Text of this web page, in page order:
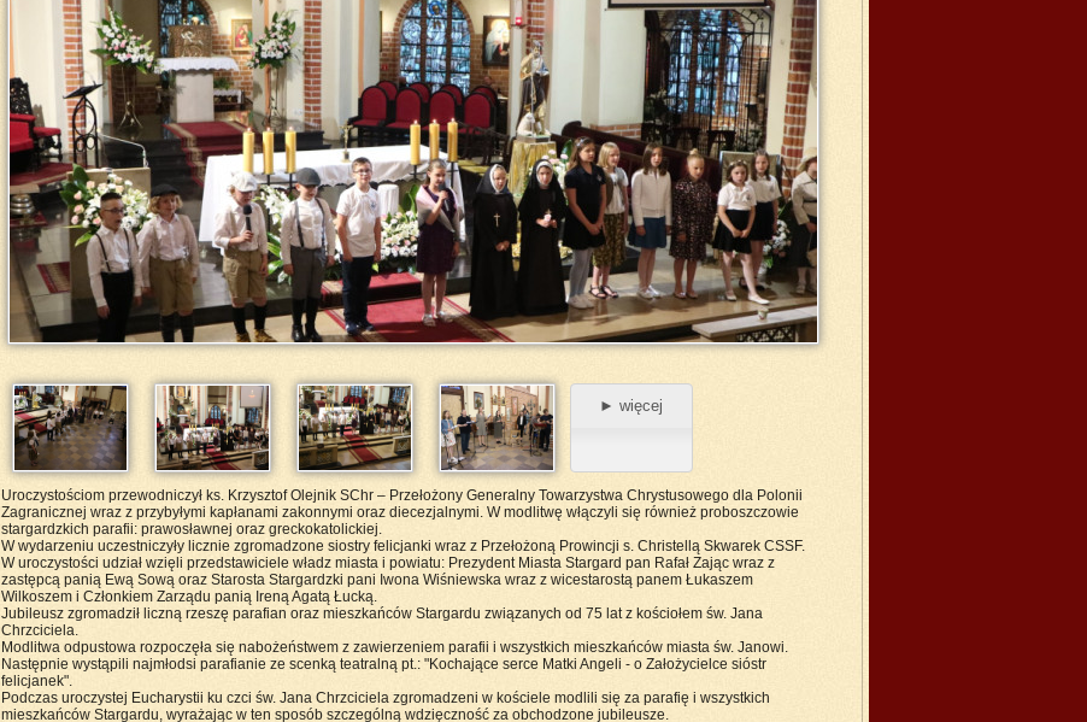
► więcej
Uroczystościom przewodniczył ks. Krzysztof Olejnik SChr – Przełożony Generalny Towarzystwa Chrystusowego dla Polonii
Zagranicznej wraz z przybyłymi kapłanami zakonnymi oraz diecezjalnymi. W modlitwę włączyli się również proboszczowie
stargardzkich parafii: prawosławnej oraz greckokatolickiej.
W wydarzeniu uczestniczyły licznie zgromadzone siostry felicjanki wraz z Przełożoną Prowincji s. Christellą Skwarek CSSF.
W uroczystości udział wzięli przedstawiciele władz miasta i powiatu: Prezydent Miasta Stargard pan Rafał Zając wraz z
zastępcą panią Ewą Sową oraz Starosta Stargardzki pani Iwona Wiśniewska wraz z wicestarostą panem Łukaszem
Wilkoszem i Członkiem Zarządu panią Ireną Agatą Łucką.
Jubileusz zgromadził liczną rzeszę parafian oraz mieszkańców Stargardu związanych od 75 lat z kościołem św. Jana
Chrzciciela.
Modlitwa odpustowa rozpoczęła się nabożeństwem z zawierzeniem parafii i wszystkich mieszkańców miasta św. Janowi.
Następnie wystąpili najmłodsi parafianie ze scenką teatralną pt.: "Kochające serce Matki Angeli - o Założycielce sióstr
felicjanek".
Podczas uroczystej Eucharystii ku czci św. Jana Chrzciciela zgromadzeni w kościele modlili się za parafię i wszystkich
mieszkańców Stargardu, wyrażając w ten sposób szczególną wdzięczność za obchodzone jubileusze.